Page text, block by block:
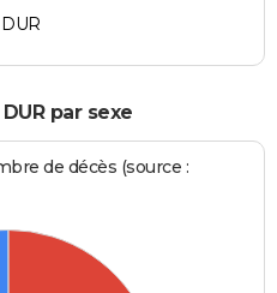
DUR
par sexe
de décès (source :